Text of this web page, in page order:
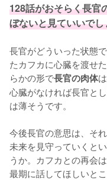
128話がおそらく長官
ぼないと見ていいでし
長官がどういった状態
たカフカに心臓を渡せ
らかの形で長官の肉体
心臓がなければ長官と
は薄そうです。
今後長官の意思は、そ
未来を見守っていくと
うか。カフカとの再会
最期に話してほしいと